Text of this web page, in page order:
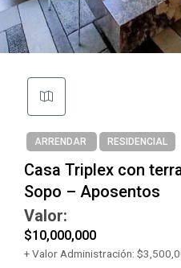
ARRENDAR RESIDENCIAL
Casa Triplex con
Sopo – Aposentos
Valor:
$10,000,000
+ Valor Administración: